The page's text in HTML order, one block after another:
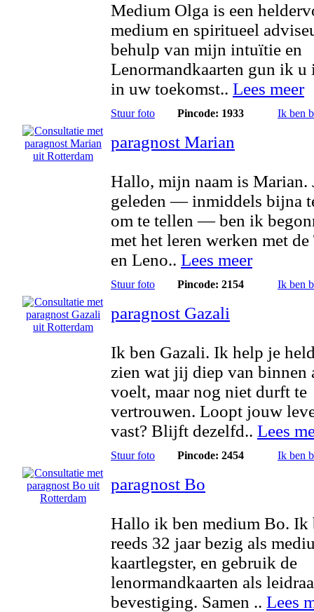
Medium Olga is een
medium en spiritueel
behulp van mijn intuïtie en
Lenormandkaarten gun ik u
in uw toekomst.. Lees meer
Stuur foto Pincode: 1933 Ik ben
paragnost Marian
Hallo, mijn naam is Marian.
geleden — inmiddels bijna
om te tellen — ben ik
met het leren werken met de
en Leno.. Lees meer
Stuur foto Pincode: 2154 Ik ben
paragnost Gazali
Ik ben Gazali. Ik help je
zien wat jij diep van binnen
voelt, maar nog niet durft te
vertrouwen. Loopt jouw
vast? Blijft dezelfd.. Lees
Stuur foto Pincode: 2454 Ik ben
paragnost Bo
Hallo ik ben medium Bo. Ik
reeds 32 jaar bezig als
kaartlegster, en gebruik de
lenormandkaarten als
bevestiging. Samen .. Lees